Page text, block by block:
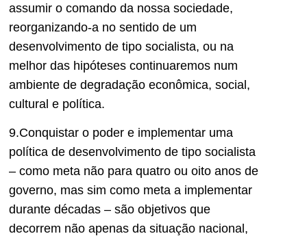
assumir o comando da nossa sociedade,
reorganizando-a no sentido de um
desenvolvimento de tipo socialista, ou na
melhor das hipóteses continuaremos num
ambiente de degradação econômica, social,
cultural e política.
9.Conquistar o poder e implementar uma
política de desenvolvimento de tipo socialista
– como meta não para quatro ou oito anos de
governo, mas sim como meta a implementar
durante décadas – são objetivos que
decorrem não apenas da situação nacional,